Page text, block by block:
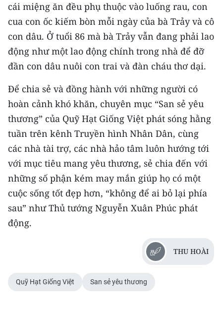
E-Magazine
Video
Media Chính trị
Media Văn hóa
Media Xã hội
Media Pháp luật
Media Du lịch
Media Thế giới
Media Thể thao
Media Giáo dục
cái miệng ăn đều phụ thuộc vào luống rau, con
cua con ốc kiếm bòn mỗi ngày của bà Trảy và cô
con dâu. Ở tuổi 86 mà bà Trảy vẫn đang phải lao
động như một lao động chính trong nhà để đỡ
đần con dâu nuôi con trai và đàn cháu thơ dại.
Để chia sẻ và đồng hành với những người có
hoàn cảnh khó khăn, chuyên mục “San sẻ yêu
thương” của Quỹ Hạt Giống Việt phát sóng hằng
tuần trên kênh Truyền hình Nhân Dân, cùng
các nhà tài trợ, các nhà hảo tâm luôn hướng tới
với mục tiêu mang yêu thương, sẻ chia đến với
những số phận kém may mắn giúp họ có một
cuộc sống tốt đẹp hơn, “không để ai bỏ lại phía
sau” như Thủ tướng Nguyễn Xuân Phúc phát
động.
THU HOÀI
Quỹ Hạt Giống Việt San sẻ yêu thương